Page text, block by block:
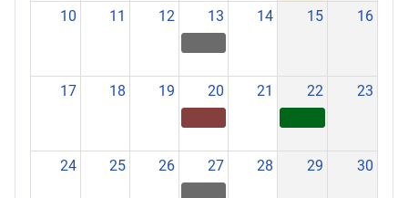
10 11 12 13 14 15 16
17 18 19 20 21 22 23
24 25 26 27 28 29 30